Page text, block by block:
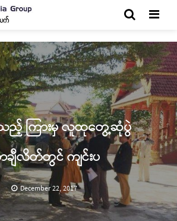
သည့် ကြားမှ လူထုတွေ့ဆုံပွဲ
ချီလိတ်တွင် ကျင်းပ
December 22, 2017